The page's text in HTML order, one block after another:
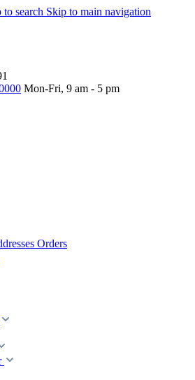
to search Skip to main navigation
Mon-Fri, 9 am - 5 pm
Orders